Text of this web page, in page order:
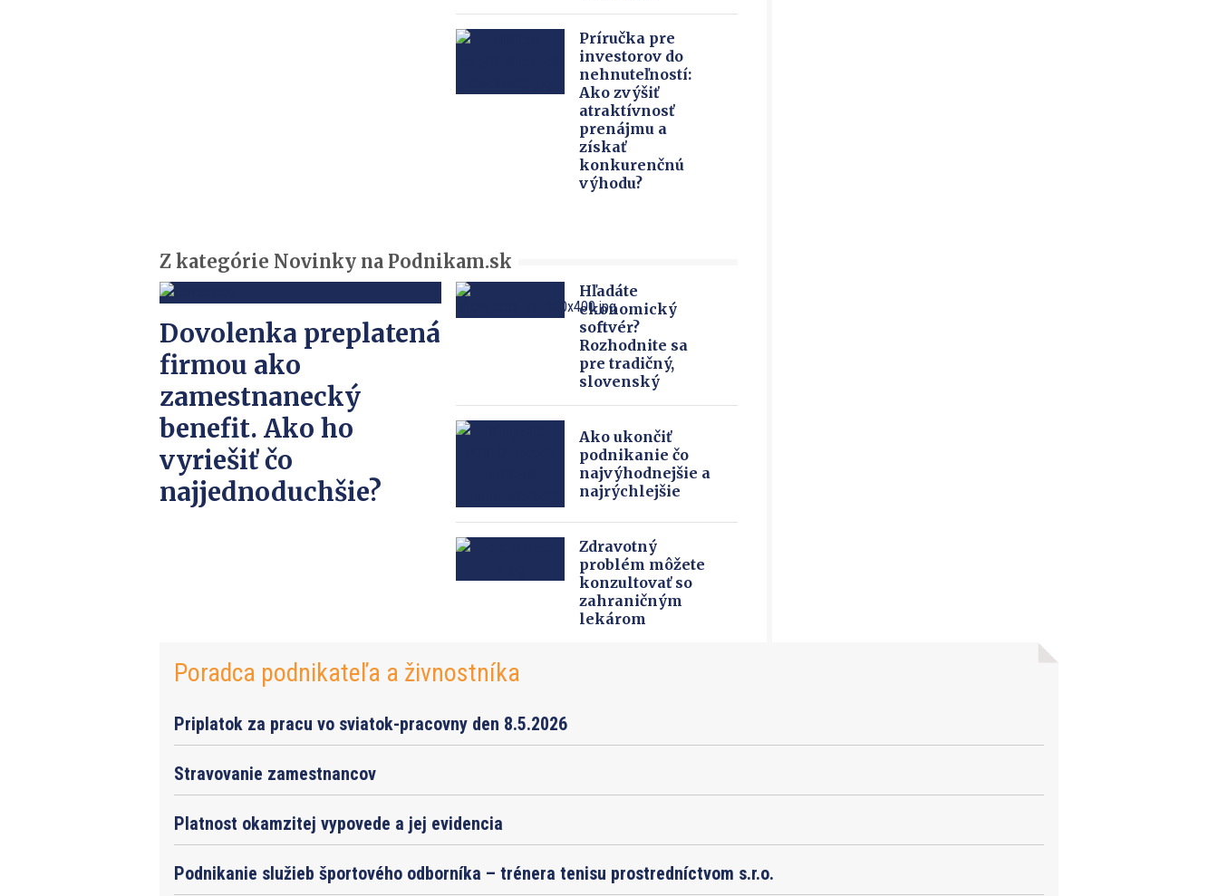
Príručka pre
investorov do
nehnuteľností:
Ako zvýšiť
atraktívnosť
prenájmu a
získať
konkurenčnú
výhodu?
Z kategórie Novinky na Podnikam.sk
Dovolenka preplatená
firmou ako
zamestnanecký
benefit. Ako ho
vyriešiť čo
najjednoduchšie?
Hľadáte
ekonomický
softvér?
Rozhodnite sa
pre tradičný,
slovenský
Ako ukončiť
podnikanie čo
najvýhodnejšie a
najrýchlejšie
Zdravotný
problém môžete
konzultovať so
zahraničným
lekárom
Poradca podnikateľa a živnostníka
Priplatok za pracu vo sviatok-pracovny den 8.5.2026
Stravovanie zamestnancov
Platnost okamzitej vypovede a jej evidencia
Podnikanie služieb športového odborníka – trénera tenisu prostredníctvom s.r.o.